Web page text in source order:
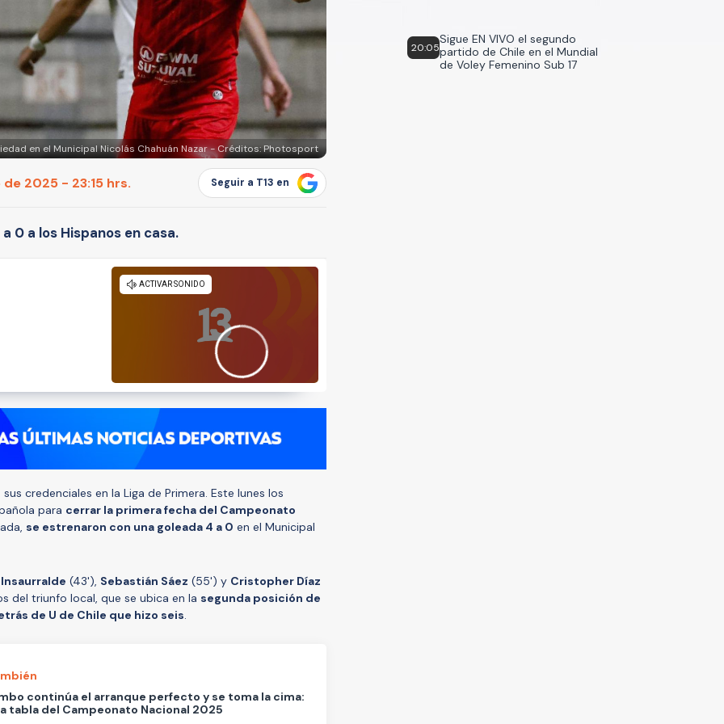
en el Municipal Nicolás Chahuán Nazar - Créditos: Photosport
2025 - 23:15 hrs. Seguir a T13 en
0 a los Hispanos en casa.
credenciales en la Liga de Primera. Este lunes los
para cerrar la primera fecha del Campeonato
se estrenaron con una goleada 4 a 0 en el Municipal
(43'), Sebastián Sáez (55') y Cristopher Díaz
del triunfo local, que se ubica en la segunda posición de
de U de Chile que hizo seis.
continúa el arranque perfecto y se toma la cima:
tabla del Campeonato Nacional 2025
20:05
Sigue EN VIVO el segundo
partido de Chile en el Mundial
de Voley Femenino Sub 17